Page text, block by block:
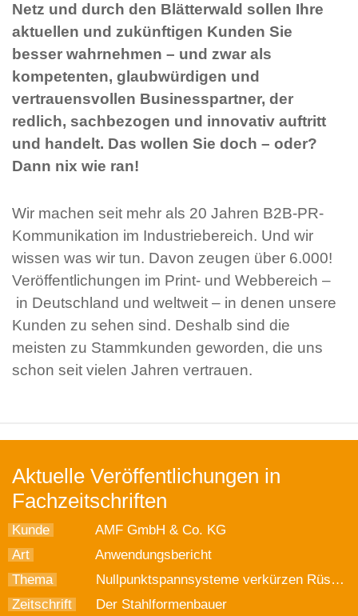
Netz und durch den Blätterwald sollen Ihre
aktuellen und zukünftigen Kunden Sie
besser wahrnehmen – und zwar als
kompetenten, glaubwürdigen und
vertrauensvollen Businesspartner, der
redlich, sachbezogen und innovativ auftritt
und handelt. Das wollen Sie doch – oder?
Dann nix wie ran!
Wir machen seit mehr als 20 Jahren B2B-PR-
Kommunikation im Industriebereich. Und wir
wissen was wir tun. Davon zeugen über 6.000!
Veröffentlichungen im Print- und Webbereich –
in Deutschland und weltweit – in denen unsere
Kunden zu sehen sind. Deshalb sind die
meisten zu Stammkunden geworden, die uns
schon seit vielen Jahren vertrauen.
Aktuelle Veröffentlichungen in
Fachzeitschriften
Kunde
AMF GmbH & Co. KG
Art
Anwendungsbericht
Thema
Nullpunktspannsysteme verkürzen Rüstzeiten und erhöhen Flexibilität
Zeitschrift
Der Stahlformenbauer